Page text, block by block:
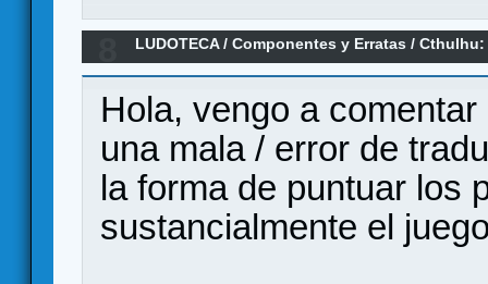
LUDOTECA/Componentes y Erratas /Cthulhu:
Hola, vengo a
una mala / error de
la forma de puntuar los
sustancialmente el